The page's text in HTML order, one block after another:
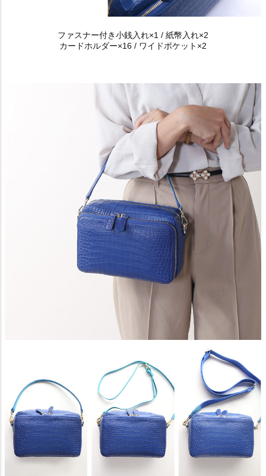
ファスナー付き小銭入れ×1 / 紙幣入れ×2
カードホルダー×16 / ワイドポケット×2